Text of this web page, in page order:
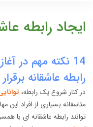
ایجاد رابطه
14 نکته مهم در
رابطه عاشقانه
در کنار شروع یک رابطه،
متاسفانه بسیاری از افراد این
توانند رابطه عاشقانه ای با